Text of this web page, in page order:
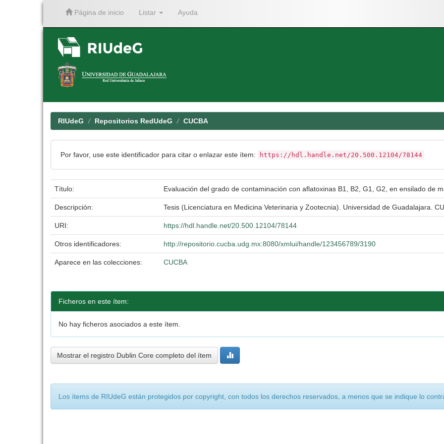
Página de inicio Listar Ayuda
RIUdeG Repositorios RedUdeG CUCBA
Por favor, use este identificador para citar o enlazar este ítem: https://hdl.handle.net/20.500.12104/78144
Título: Evaluación del grado de contaminación con aflatoxinas B1, B2, G1, G2, en ensilado de
Descripción: Tesis (Licenciatura en Medicina Veterinaria y Zootecnia). Universidad de Guadalajara.
URI: https://hdl.handle.net/20.500.12104/78144
Otros identificadores: http://repositorio.cucba.udg.mx:8080/xmlui/handle/123456789/3190
Aparece en las colecciones: CUCBA
Ficheros en este ítem:
No hay ficheros asociados a este ítem.
Mostrar el registro Dublin Core completo del ítem
Los ítems de RIUdeG están protegidos por copyright, con todos los derechos reservados, a menos que se indique lo